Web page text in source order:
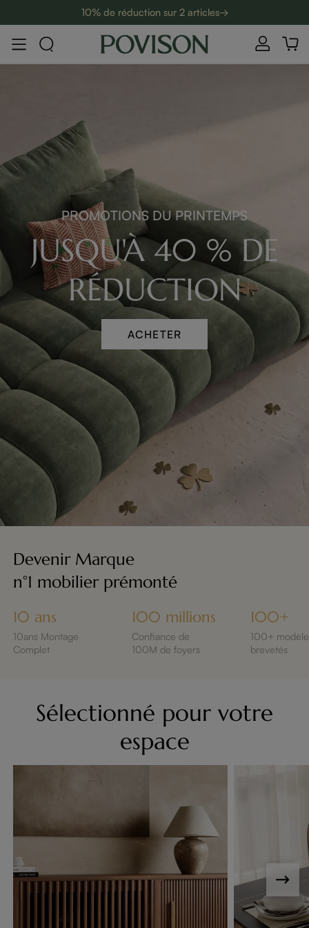
10% de réduction sur 2 articles→
PROMOTIONS DU PRINTEMPS
JUSQU'À 40 % DE
RÉDUCTION
ACHETER
Devenir Marque
n°1 mobilier prémonté
10 ans
10ans Montage
Complet
100 millions
Confiance de
100M de foyers
100+
100+
brevetés
Sélectionné pour votre
espace